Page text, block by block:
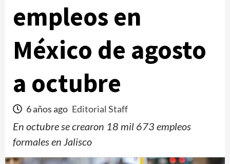
empleos en
México de agosto
a octubre
6 años ago Editorial Staff
En octubre se crearon 18 mil 673 empleos
formales en Jalisco